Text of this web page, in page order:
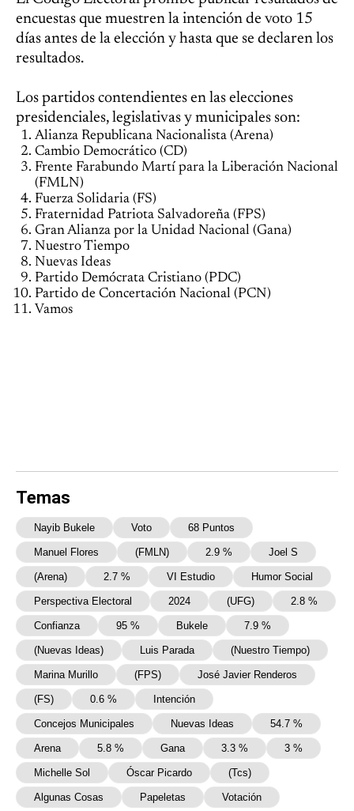
encuestas que muestren la intención de voto 15
días antes de la elección y hasta que se declaren los
resultados.
Los partidos contendientes en las elecciones
presidenciales, legislativas y municipales son:
Alianza Republicana Nacionalista (Arena)
Cambio Democrático (CD)
Frente Farabundo Martí para la Liberación Nacional
(FMLN)
Fuerza Solidaria (FS)
Fraternidad Patriota Salvadoreña (FPS)
Gran Alianza por la Unidad Nacional (Gana)
Nuestro Tiempo
Nuevas Ideas
Partido Demócrata Cristiano (PDC)
Partido de Concertación Nacional (PCN)
Vamos
Temas
Nayib Bukele Voto 68 Puntos
Manuel Flores (FMLN) 2.9 % Joel S
(Arena) 2.7 % VI Estudio Humor Social
Perspectiva Electoral 2024 (UFG) 2.8 %
Confianza 95 % Bukele 7.9 %
(Nuevas Ideas) Luis Parada (Nuestro Tiempo)
Marina Murillo (FPS) José Javier Renderos
(FS) 0.6 % Intención
Concejos Municipales Nuevas Ideas 54.7 %
Arena 5.8 % Gana 3.3 % 3 %
Michelle Sol Óscar Picardo (Tcs)
Algunas Cosas Papeletas Votación